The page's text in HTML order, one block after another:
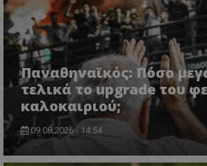
Παναθηναϊκός: Πόσο
τελικά το upgrade του
καλοκαιριού;
09.08.2026 - 14:54